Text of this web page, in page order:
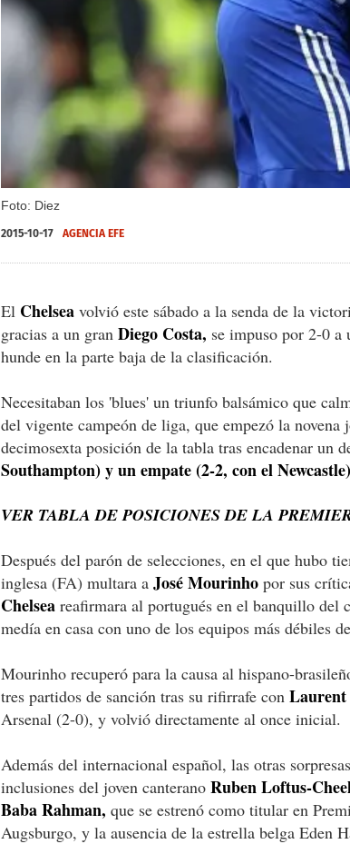
Foto: Diez
2015-10-17 AGENCIA EFE
El Chelsea volvió este sábado a la senda de la
gracias a un gran Diego Costa, se impuso por 2-0 a
hunde en la parte baja de la clasificación.
Necesitaban los 'blues' un triunfo balsámico que
del vigente campeón de liga, que empezó la
decimosexta posición de la tabla tras encadenar un
Southampton) y un empate (2-2, con el
VER TABLA DE POSICIONES DE LA
Después del parón de selecciones, en el que hubo
inglesa (FA) multara a José Mourinho por sus
Chelsea reafirmara al portugués en el banquillo del
medía en casa con uno de los equipos más débiles
Mourinho recuperó para la causa al hispano-
tres partidos de sanción tras su rifirrafe con Laurent
Arsenal (2-0), y volvió directamente al once inicial.
Además del internacional español, las otras
inclusiones del joven canterano Ruben Loftus-
Baba Rahman, que se estrenó como titular en
Augsburgo, y la ausencia de la estrella belga Eden